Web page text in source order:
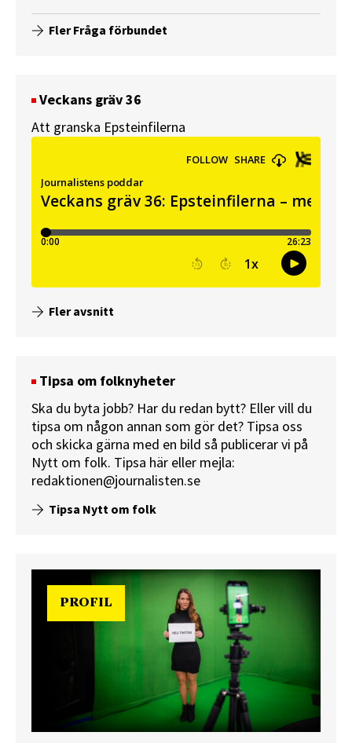
Fler Fråga förbundet
Veckans gräv 36
Att granska Epsteinfilerna
Fler avsnitt
Tipsa om folknyheter
Ska du byta jobb? Har du redan bytt? Eller vill du
tipsa om någon annan som gör det? Tipsa oss
och skicka gärna med en bild så publicerar vi på
Nytt om folk. Tipsa här eller mejla:
redaktionen@journalisten.se
Tipsa Nytt om folk
PROFIL